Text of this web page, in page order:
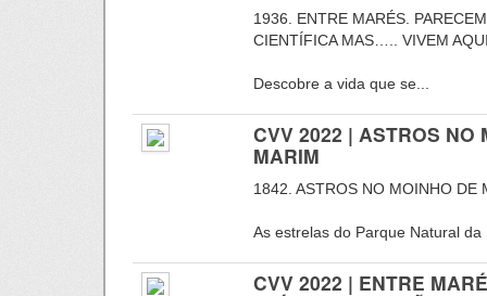
1936. ENTRE MARÉS.
CIENTÍFICA MAS….. VIVEM
Descobre a vida que se...
CVV 2022 | ASTROS NO
MARIM
1842. ASTROS NO MOINHO DE
As estrelas do Parque Natural
CVV 2022 | ENTRE